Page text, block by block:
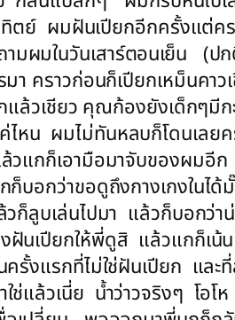
ตย์ ผมฝันเปียกอีกครั้งแต่ค
มผมในวันเสาร์ตอนเย็น (
คราวก่อนก็เปียกเหม็นคาว
วเชียว คุณก้องยังเด็กๆมี
น ผมไม่ทันหลบก็โดนเลย
กก็เอามือมาจับของผมอีก
บอกว่าขอดูถึงกางเกงในไ
ก็ลูบเล่นไปมา แล้วก็บอกว่
นเปียกให้พี่ดูสิ แล้วแกก็เน้
รั้งแรกที่ไม่ใช่ฝันเปียก แล
แล้วเนี่ย น้ำว่าวจริงๆ โอโ